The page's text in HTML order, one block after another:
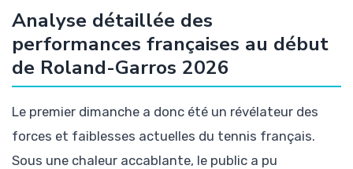
Analyse détaillée des
performances françaises au début
de Roland-Garros 2026
Le premier dimanche a donc été un révélateur des
forces et faiblesses actuelles du tennis français.
Sous une chaleur accablante, le public a pu